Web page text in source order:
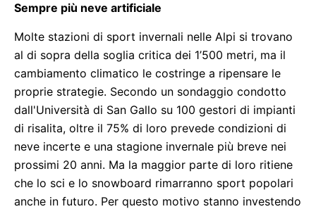
Sempre più neve artificiale
Molte stazioni di sport invernali nelle Alpi si trovano
al di sopra della soglia critica dei 1’500 metri, ma il
cambiamento climatico le costringe a ripensare le
proprie strategie. Secondo un sondaggio condotto
dall'Università di San Gallo su 100 gestori di impianti
di risalita, oltre il 75% di loro prevede condizioni di
neve incerte e una stagione invernale più breve nei
prossimi 20 anni. Ma la maggior parte di loro ritiene
che lo sci e lo snowboard rimarranno sport popolari
anche in futuro. Per questo motivo stanno investendo